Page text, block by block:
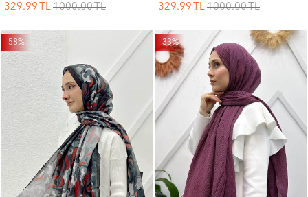
329.99 TL 1000.00TL 329.99 TL 1000.00TL
-58% -33%